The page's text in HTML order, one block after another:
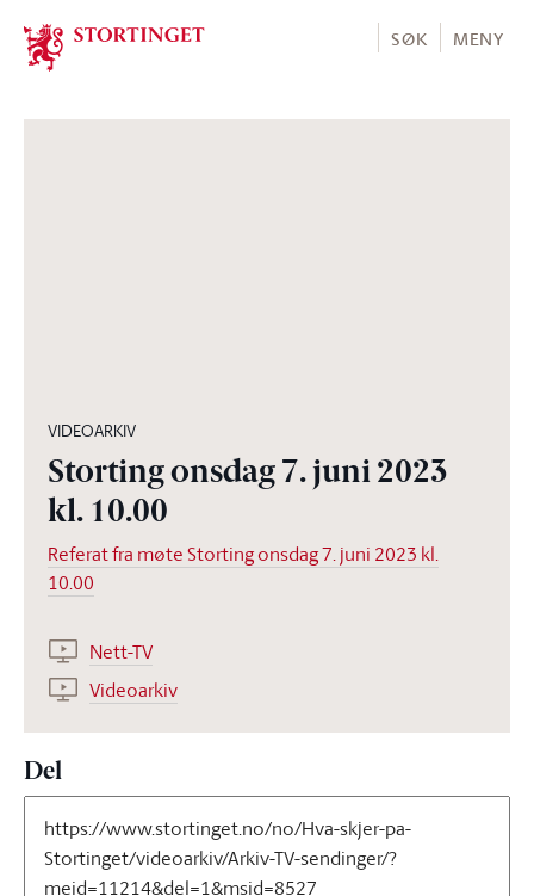
Stortinget.no
SØK MENY
VIDEOARKIV
Storting onsdag 7. juni 2023
kl. 10.00
Referat fra møte Storting onsdag 7. juni 2023 kl.
10.00
Nett-TV
Videoarkiv
Del